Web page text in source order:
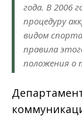
года. В 2006
процедуру
видом
правила
положения о